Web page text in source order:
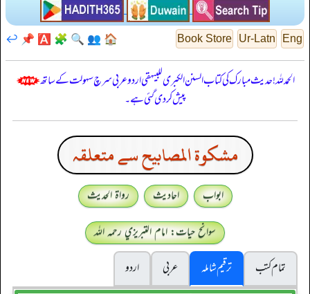
Eng
Ur-Latn
Book Store
🏠
👥
🔍
🧩
🅰️
📌
↩️
الحمدللہ! حدیث مبارک کی کتاب السنن الكبرى للبيهقي اردو عربی سرچ سہولت کے ساتھ
پیش کر دی گئی ہے۔
مشكوة المصابيح سے متعلقہ
ابواب احادیث
رواۃ الحدیث
سوانح حیات: امام التبريزي رحمہ اللہ
تمام کتب
ترقیم شاملہ عربی
اردو